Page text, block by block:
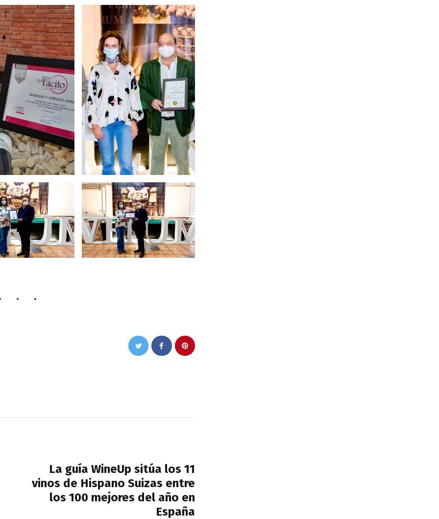
La guía WineUp sitúa los 11
vinos de Hispano Suizas entre
los 100 mejores del año en
España